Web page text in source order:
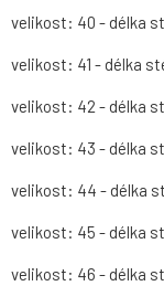
velikost: 40 - délka
velikost: 41 - délka
velikost: 42 - délka
velikost: 43 - délka
velikost: 44 - délka
velikost: 45 - délka
velikost: 46 - délka